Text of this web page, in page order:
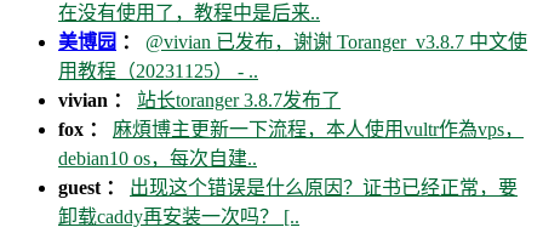
在没有使用了，教程中是后来..
美博园 ： @vivian 已发布，谢谢 Toranger_v3.8.7 中文使
用教程（20231125） - ..
vivian ： 站长toranger 3.8.7发布了
fox ： 麻煩博主更新一下流程，本人使用vultr作為vps，
debian10 os，每次自建..
guest ： 出现这个错误是什么原因？证书已经正常，要
卸载caddy再安装一次吗？ [..